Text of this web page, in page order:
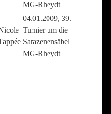
MG-Rheydt
04.01.2009, 39.
Turnier um die
Sarazenensäbel
MG-Rheydt